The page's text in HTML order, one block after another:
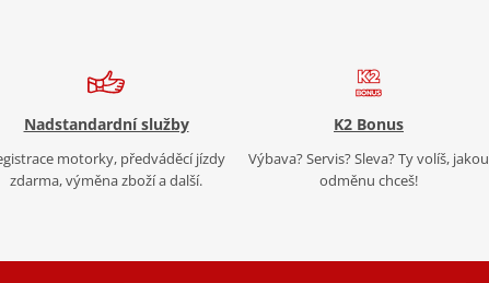
Nadstandardní služby
motorky, předváděcí jízdy
zdarma, výměna zboží a další.
K2 Bonus
Výbava? Servis? Sleva? Ty volíš, jakou
odměnu chceš!